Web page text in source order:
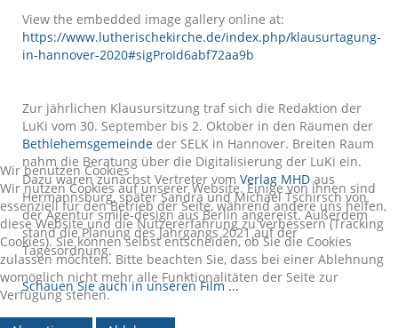
View the embedded image gallery online at:
https://www.lutherischekirche.de/index.php/klausurtagung-
in-hannover-2020#sigProId6abf72aa9b
Zur jährlichen Klausursitzung traf sich die Redaktion der
LuKi vom 30. September bis 2. Oktober in den Räumen der
Bethlehemsgemeinde der SELK in Hannover. Breiten Raum
nahm die Beratung über die Digitalisierung der LuKi ein.
Dazu waren zunächst Vertreter vom Verlag MHD aus
Hermannsburg, später Sandra und Michael Tschirsch von
der Agentur smile-design aus Berlin angereist. Außerdem
stand die Planung des Jahrgangs 2021 auf der
Tagesordnung.
Schauen Sie auch in unseren Film ...
Wir benutzen Cookies
Wir nutzen Cookies auf unserer Website. Einige von ihnen sind
essenziell für den Betrieb der Seite, während andere uns helfen,
diese Website und die Nutzererfahrung zu verbessern (Tracking
Cookies). Sie können selbst entscheiden, ob Sie die Cookies
zulassen möchten. Bitte beachten Sie, dass bei einer Ablehnung
womöglich nicht mehr alle Funktionalitäten der Seite zur
Verfügung stehen.